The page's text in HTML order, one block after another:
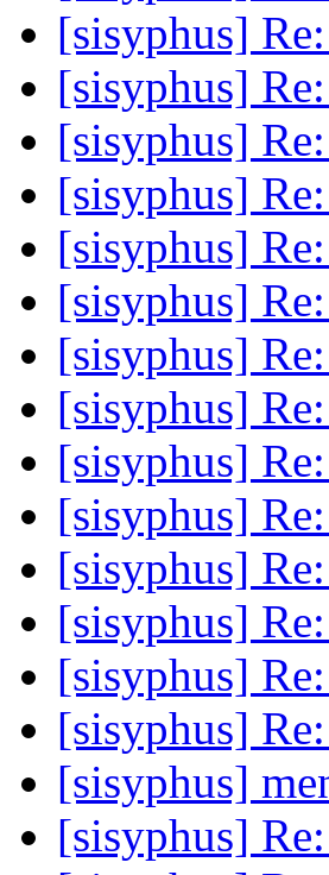
[sisyphus]
[sisyphus]
[sisyphus]
[sisyphus]
[sisyphus]
[sisyphus]
[sisyphus]
[sisyphus]
[sisyphus]
[sisyphus]
[sisyphus]
[sisyphus]
[sisyphus]
[sisyphus]
[sisyphus]
[sisyphus]